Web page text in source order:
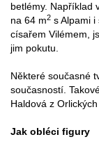
betlémy. Například
na 64 m2 s Alpami
císařem Vilémem,
jim pokutu.
Některé současné
současností.
Haldová z
Jak obléci figury